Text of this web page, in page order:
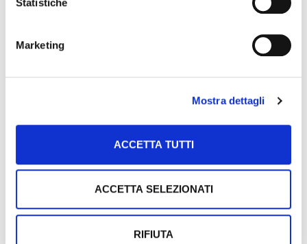
Marketing
Mostra dettagli
ACCETTA TUTTI
ACCETTA SELEZIONATI
RIFIUTA
la zona dove scegliere la propria abitazione o investire
Grazie a questo lavoro di analisi del territorio,
gli agenti
migliore in termini di ideale aderenza ai bisogni della